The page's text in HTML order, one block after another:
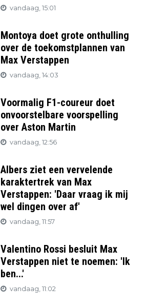
vandaag, 15:01
Montoya doet grote onthulling
over de toekomstplannen van
Max Verstappen
vandaag, 14:03
Voormalig F1-coureur doet
onvoorstelbare voorspelling
over Aston Martin
vandaag, 12:56
Albers ziet een vervelende
karaktertrek van Max
Verstappen: 'Daar vraag ik mij
wel dingen over af'
vandaag, 11:57
Valentino Rossi besluit Max
Verstappen niet te noemen: 'Ik
ben...'
vandaag, 11:02